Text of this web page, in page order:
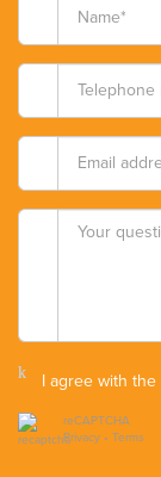
I agree with the
reCAPTCHA
Privacy • Terms